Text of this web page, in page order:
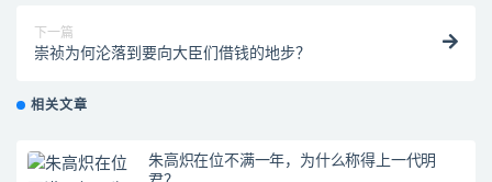
下一篇
崇祯为何沦落到要向大臣们借钱的地步？
相关文章
朱高炽在位不满一年，为什么称得上一代明